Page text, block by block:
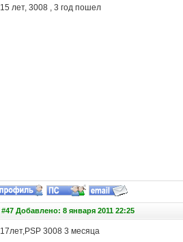
15 лет, 3008 , 3 год пошел
#47 Добавлено: 8 января 2011 22:25
17лет,PSP 3008 3 месяца